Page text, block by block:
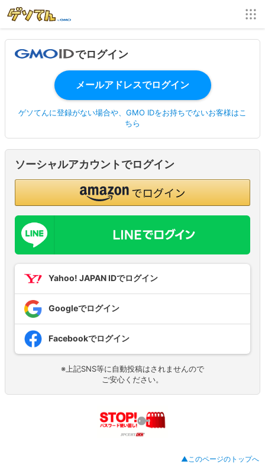
でログイン
ゲソてんに登録がない場合や、GMO IDをお持ちでないお客様はこ
ちら
ソーシャルアカウントでログイン
Yahoo! JAPAN IDでログイン
Googleでログイン
Facebookでログイン
※上記SNS等に自動投稿はされませんので
ご安心ください。
▲このページのトップへ